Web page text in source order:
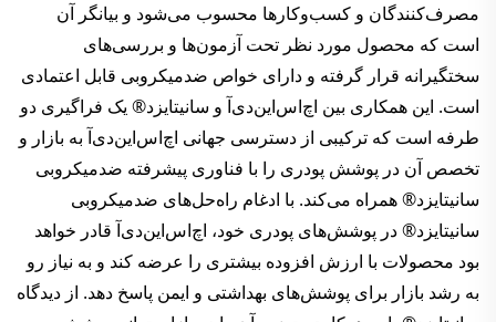
مصرف‌کنندگان و کسب‌وکارها محسوب می‌شود و بیانگر آن
است که محصول مورد نظر تحت آزمون‌ها و بررسی‌های
سختگیرانه قرار گرفته و دارای خواص ضدمیکروبی قابل اعتمادی
است. این همکاری بین اچ‌اس‌این‌دی‌آ و سانیتایزد® یک فراگیری دو
طرفه است که ترکیبی از دسترسی جهانی اچ‌اس‌این‌دی‌آ به بازار و
تخصص آن در پوشش پودری را با فناوری پیشرفته ضدمیکروبی
سانیتایزد® همراه می‌کند. با ادغام راه‌حل‌های ضدمیکروبی
سانیتایزد® در پوشش‌های پودری خود، اچ‌اس‌این‌دی‌آ قادر خواهد
بود محصولات با ارزش افزوده بیشتری را عرضه کند و به نیاز رو
به رشد بازار برای پوشش‌های بهداشتی و ایمن پاسخ دهد. از دیدگاه